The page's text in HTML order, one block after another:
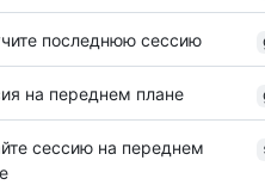
последнюю сессию
на переднем плане
сессию на переднем